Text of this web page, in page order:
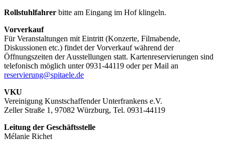
Rollstuhlfahrer bitte am Eingang im Hof klingeln.
Vorverkauf
Für Veranstaltungen mit Eintritt (Konzerte, Filmabende,
Diskussionen etc.) findet der Vorverkauf während der
Öffnungszeiten der Ausstellungen statt. Kartenreservierungen sind
telefonisch möglich unter 0931-44119 oder per Mail an
reservierung@spitaele.de
VKU
Vereinigung Kunstschaffender Unterfrankens e.V.
Zeller Straße 1, 97082 Würzburg, Tel. 0931-44119
Leitung der Geschäftsstelle
Mélanie Richet